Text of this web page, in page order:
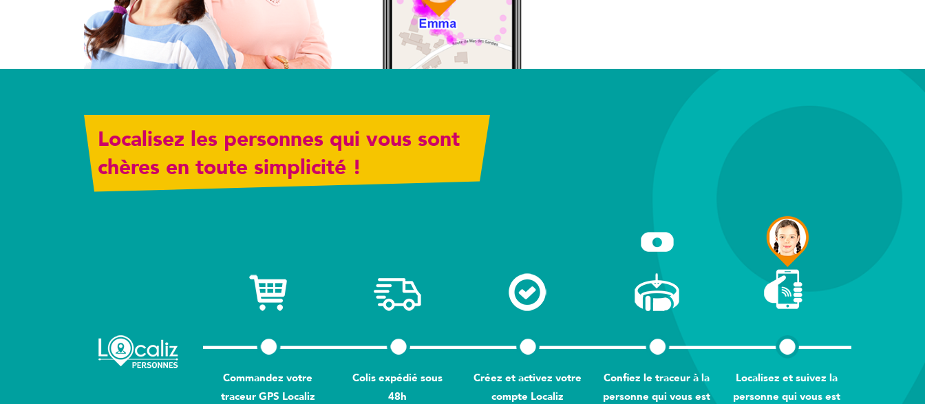
Localisez les personnes qui vous sont
chères en toute simplicité !
Commandez votre
traceur GPS Localiz
Colis expédié sous
48h
Créez et activez votre
compte Localiz
Confiez le traceur à la
personne qui vous est
Localisez et suivez la
personne qui vous est